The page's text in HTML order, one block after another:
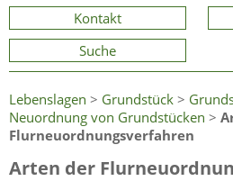
Kontakt
Suche
Lebenslagen > Grundstück >
Neuordnung von Grundstücken >
Flurneuordnungsverfahren
Arten der